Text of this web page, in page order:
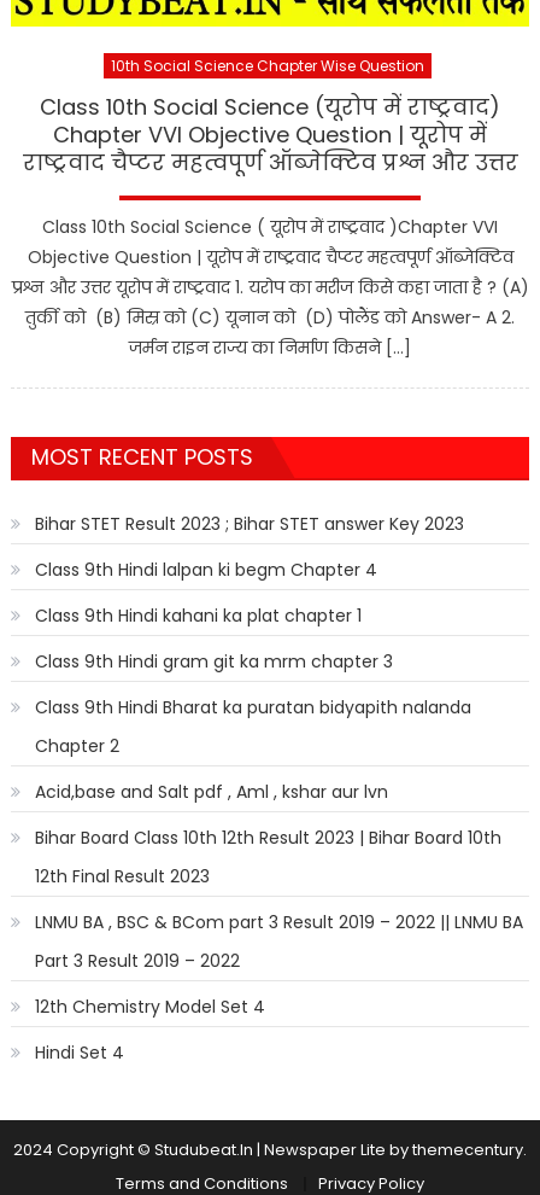
10th Social Science Chapter Wise Question
Class 10th Social Science (यूरोप में राष्ट्रवाद)
Chapter VVI Objective Question | यूरोप में
राष्ट्रवाद चैप्टर महत्वपूर्ण ऑब्जेक्टिव प्रश्न और उत्तर
Class 10th Social Science ( यूरोप में राष्ट्रवाद )Chapter VVI
Objective Question | यूरोप में राष्ट्रवाद चैप्टर महत्वपूर्ण ऑब्जेक्टिव
प्रश्न और उत्तर यूरोप में राष्ट्रवाद 1. यरोप का मरीज किसे कहा जाता है ? (A)
तुर्की को (B) मिस्र को (C) यूनान को (D) पोलैंड को Answer- A 2.
जर्मन राइन राज्य का निर्माण किसने […]
MOST RECENT POSTS
Bihar STET Result 2023 ; Bihar STET answer Key 2023
Class 9th Hindi lalpan ki begm Chapter 4
Class 9th Hindi kahani ka plat chapter 1
Class 9th Hindi gram git ka mrm chapter 3
Class 9th Hindi Bharat ka puratan bidyapith nalanda
Chapter 2
Acid,base and Salt pdf , Aml , kshar aur lvn
Bihar Board Class 10th 12th Result 2023 | Bihar Board 10th
12th Final Result 2023
LNMU BA , BSC & BCom part 3 Result 2019 – 2022 || LNMU BA
Part 3 Result 2019 – 2022
12th Chemistry Model Set 4
Hindi Set 4
2024 Copyright © Studubeat.In | Newspaper Lite bythemecentury.
Terms and Conditions
Privacy Policy